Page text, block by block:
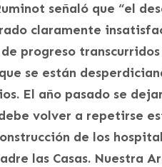
señaló que “el
claramente
progreso
se están
El año pasado se
volver a repetirse
de los
las Casas. Nuestra